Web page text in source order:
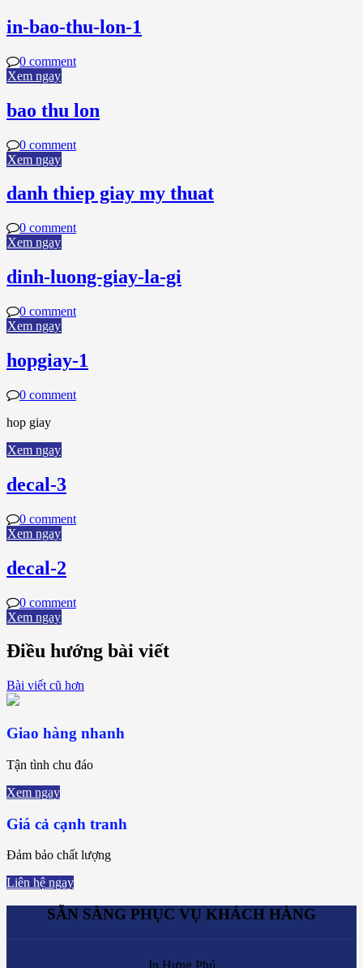
in-bao-thu-lon-1
0 comment
Xem ngay
bao thu lon
0 comment
Xem ngay
danh thiep giay my thuat
0 comment
Xem ngay
dinh-luong-giay-la-gi
0 comment
Xem ngay
hopgiay-1
0 comment
hop giay
Xem ngay
decal-3
0 comment
Xem ngay
decal-2
0 comment
Xem ngay
Điều hướng bài viết
Bài viết cũ hơn
Giao hàng nhanh
Tận tình chu đáo
Xem ngay
Giá cả cạnh tranh
Đảm bảo chất lượng
Liên hệ ngay
SẴN SÀNG PHỤC VỤ KHÁCH HÀNG
In Hưng Phú